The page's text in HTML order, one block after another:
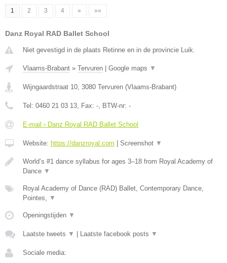
1 2 3 4 » »»
Danz Royal RAD Ballet School
Niet gevestigd in de plaats Retinne en in de provincie Luik.
Vlaams-Brabant » Tervuren Google maps ▼
Wijngaardstraat 10, 3080 Tervuren (Vlaams-Brabant)
Tel: 0460 21 03 13, Fax: -, BTW-nr: -
E-mail › Danz Royal RAD Ballet School
Website: https://danzroyal.com Screenshot ▼
World’s #1 dance syllabus for ages 3–18 from Royal Academy of
Dance ▼
Royal Academy of Dance (RAD) Ballet, Contemporary Dance,
Pointes, ▼
Openingstijden ▼
Laatste tweets ▼ Laatste facebook posts ▼
Sociale media: